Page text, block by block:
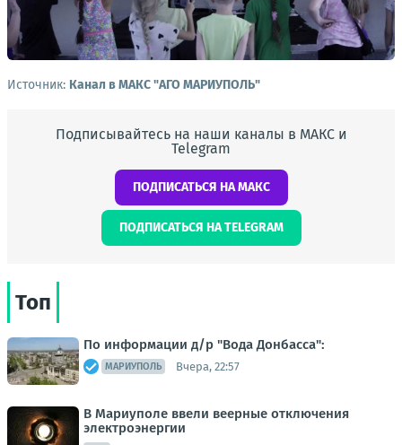
Источник: Канал в МАКС "АГО МАРИУПОЛЬ"
Подписывайтесь на наши каналы в МАКС и
Telegram
ПОДПИСАТЬСЯ НА МАКС
ПОДПИСАТЬСЯ НА TELEGRAM
Топ
По информации д/р "Вода Донбасса":
МАРИУПОЛЬ Вчера, 22:57
В Мариуполе ввели веерные отключения
электроэнергии